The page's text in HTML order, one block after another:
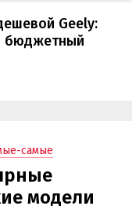
Geely:
бюджетный
самые
модели